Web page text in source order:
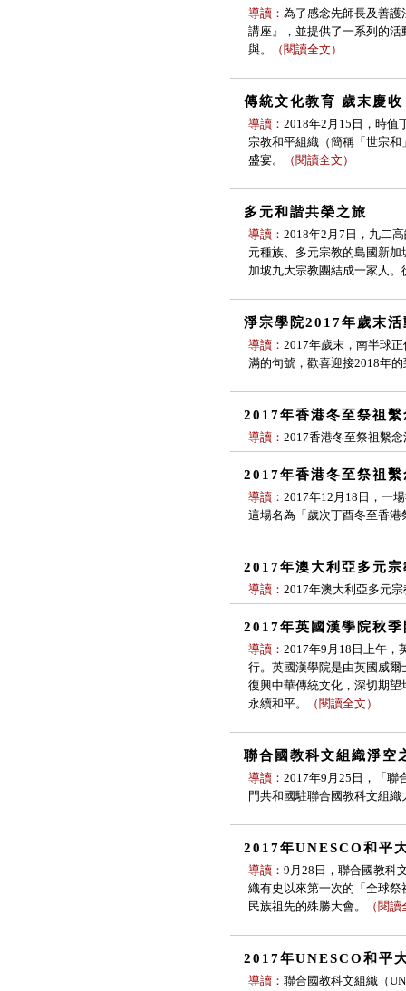
導讀： 為了感念先師長及善
講座』，並提供了一系列的
與。
（ 閱讀全文 ）
傳統文化教育 歲末慶收
導讀： 2018年2月15日，時值
宗教和平組織（簡稱「世宗
盛宴。
（ 閱讀全文 ）
多元和諧共榮之旅
導讀： 2018年2月7日，九二
元種族、多元宗教的島國新
加坡九大宗教團結成一家人
淨宗學院2017年歲末活
導讀： 2017年歲末，南半球
滿的句號，歡喜迎接2018年
2017年香港冬至祭祖
導讀： 2017香港冬至祭祖繫
2017年香港冬至祭祖
導讀： 2017年12月18日，一
這場名為「歲次丁酉冬至香
2017年澳大利亞多元宗
導讀： 2017年澳大利亞多元
2017年英國漢學院秋
導讀： 2017年9月18日上午，
行。英國漢學院是由英國威
復興中華傳統文化，深切期
永續和平。
（ 閱讀全文 ）
聯合國教科文組織淨空
導讀： 2017年9月25日，「
門共和國駐聯合國教科文組
2017年UNESCO和平
導讀： 9月28日，聯合國教科
織有史以來第一次的「全球
民族祖先的殊勝大會。
（ 閱讀
2017年UNESCO和平
導讀： 聯合國教科文組織（